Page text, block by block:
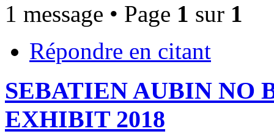
1 message • Page 1 sur 1
Répondre en citant
SEBATIEN AUBIN NO
EXHIBIT 2018